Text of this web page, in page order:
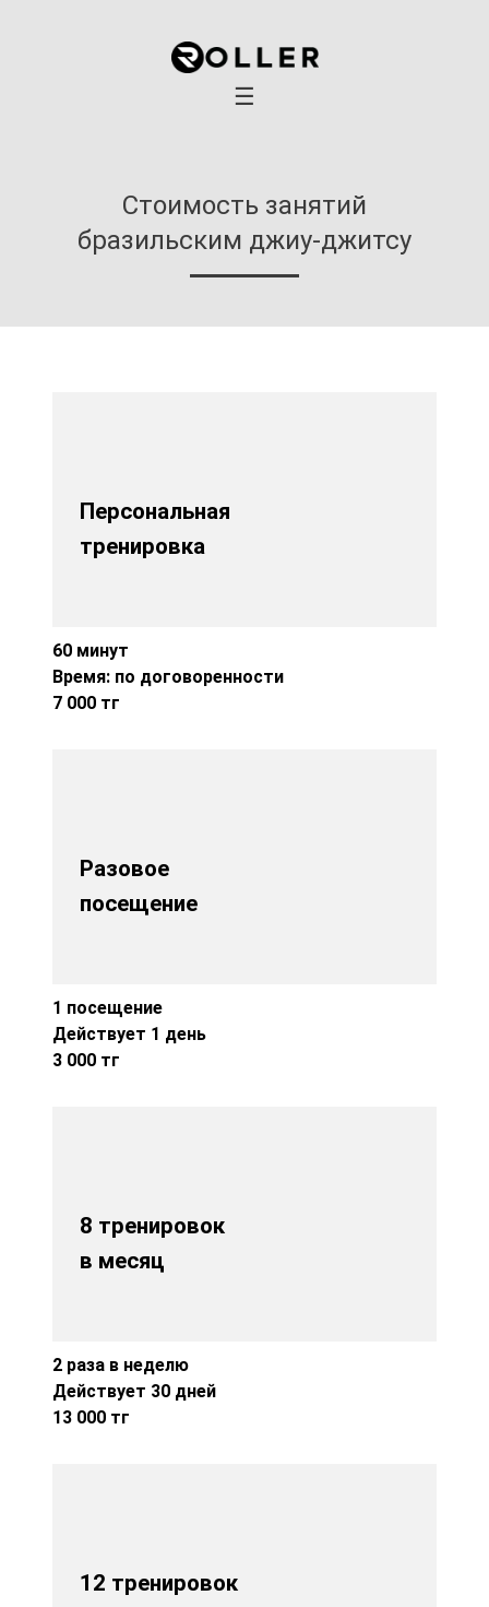
☰
Детская группа
Стоимость занятий
Расписание занятий
Блог
Стоимость занятий
бразильским джиу-джитсу
Персональная
тренировка
60 минут
Время: по договоренности
7 000 тг
Разовое
посещение
1 посещение
Действует 1 день
3 000 тг
8 тренировок
в месяц
2 раза в неделю
Действует 30 дней
13 000 тг
12 тренировок